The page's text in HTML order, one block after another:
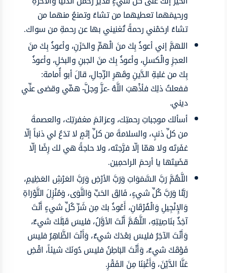
ورحيمَهما تعطيهما من تشاءُ وتمنعُ منهما من
تشاءُ ارحَمْني رحمةً تُغنيني بها عن رحمةِ من سواك.
اللهمَّ إني أعوذُ بِكَ منَ الْهمِّ والحَزَنِ، وأعوذُ بِكَ منَ
العجزِ والْكسلِ، وأعوذُ بِكَ منَ الجبنِ والبخلِ، وأعوذُ
بِكَ من غلبةِ الدَّينِ وقَهرِ الرِّجالِ، قالَ أبو أُمامة:
ففعلتُ ذلِكَ فأذْهبَ اللَّهُ -عزَّ وجلَّ- همِّي وقضى عنِّي
ديني.
أسألك موجباتِ رحمتِك، وعزائمَ مغفرتِك، والعصمةَ
من كلِّ ذنبٍ، والسلامةَ من كلِّ إثمٍ لا تدَعُ لي ذنباً إلّا
غفَرتَه ولا همّا إلّا فرَّجتَه، ولا حاجةً هي لك رِضًا إلّا
قضَيتَها يا أرحمَ الراحمِين.
اللَّهُمَّ رَبَّ السَّمَوَاتِ وَرَبَّ الأرْضِ وَرَبَّ العَرْشِ العَظِيمِ،
رَبَّنَا وَرَبَّ كُلِّ شيءٍ، فَالِقَ الحَبِّ وَالنَّوَى، وَمُنْزِلَ التَّوْرَاةِ
وَالإِنْجِيلِ وَالْفُرْقَانِ، أَعُوذُ بكَ مِن شَرِّ كُلِّ شيءٍ أَنْتَ
آخِذٌ بنَاصِيَتِهِ، اللَّهُمَّ أَنْتَ الأوَّلُ، فليسَ قَبْلَكَ شيءٌ،
وَأَنْتَ الآخِرُ فليسَ بَعْدَكَ شيءٌ، وَأَنْتَ الظَّاهِرُ فليسَ
فَوْقَكَ شيءٌ، وَأَنْتَ البَاطِنُ فليسَ دُونَكَ شيئاً، اقْضِ
عَنَّا الدَّيْنَ، وَأَغْنِنَا مِنَ الفَقْرِ.